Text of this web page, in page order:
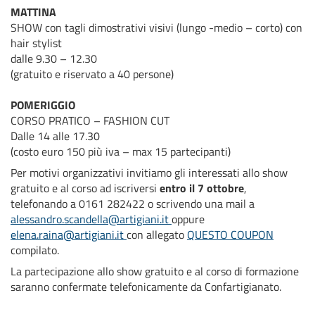
MATTINA
SHOW con tagli dimostrativi visivi (lungo -medio – corto) con
hair stylist
dalle 9.30 – 12.30
(gratuito e riservato a 40 persone)
POMERIGGIO
CORSO PRATICO – FASHION CUT
Dalle 14 alle 17.30
(costo euro 150 più iva – max 15 partecipanti)
Per motivi organizzativi invitiamo gli interessati allo show
gratuito e al corso ad iscriversi entro il 7 ottobre,
telefonando a 0161 282422 o scrivendo una mail a
alessandro.scandella@artigiani.itoppure
elena.raina@artigiani.itcon allegato QUESTO COUPON
compilato.
La partecipazione allo show gratuito e al corso di formazione
saranno confermate telefonicamente da Confartigianato.